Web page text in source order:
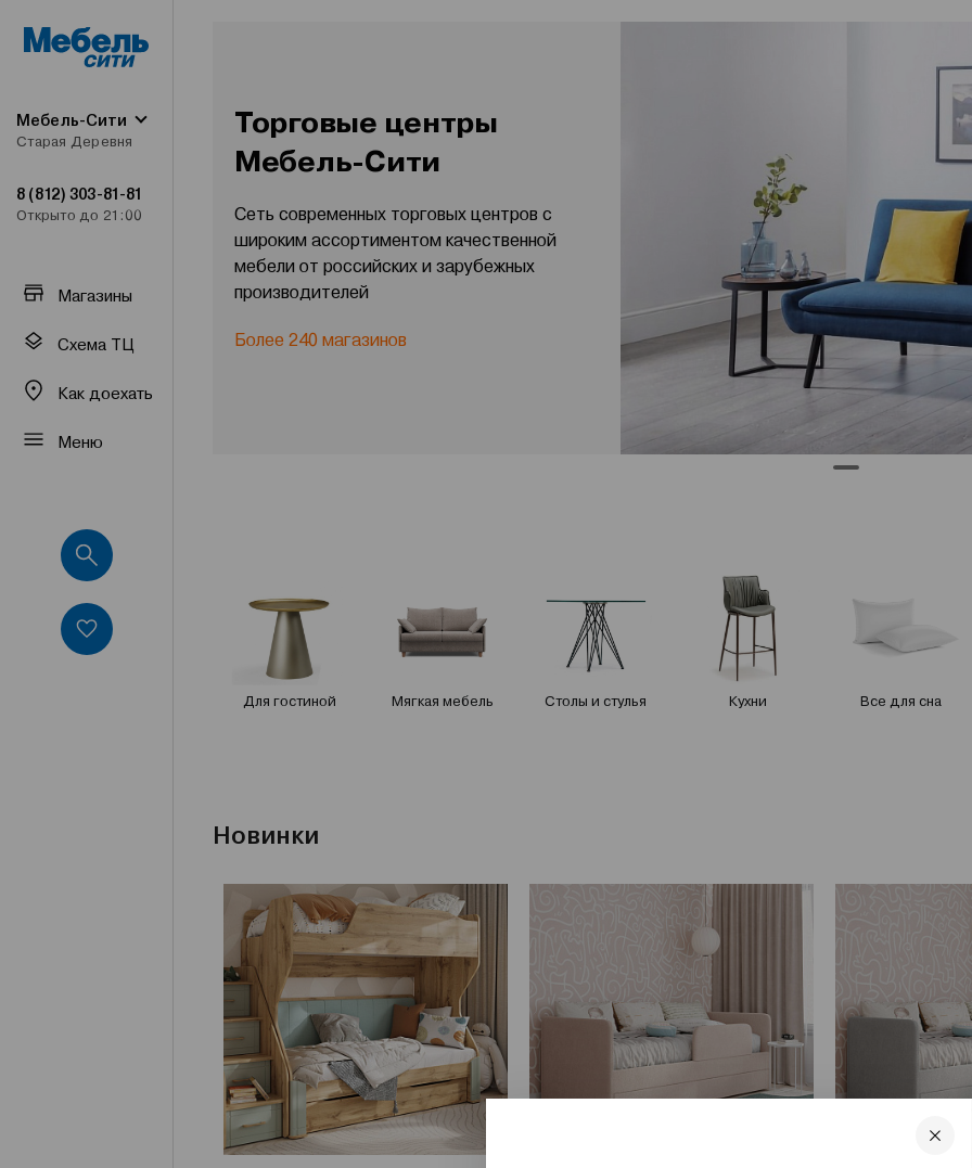
Мебель-Сити
Старая Деревня
8 (812) 303-81-81
Открыто до 21:00
Магазины
Схема ТЦ
Как доехать
Меню
Торговые центры
Мебель-Сити
Сеть современных торговых центров с
широким ассортиментом качественной
мебели от российских и зарубежных
производителей
Более 240 магазинов
Для гостиной Мягкая мебель Столы и стулья Кухни Все для сна
Новинки